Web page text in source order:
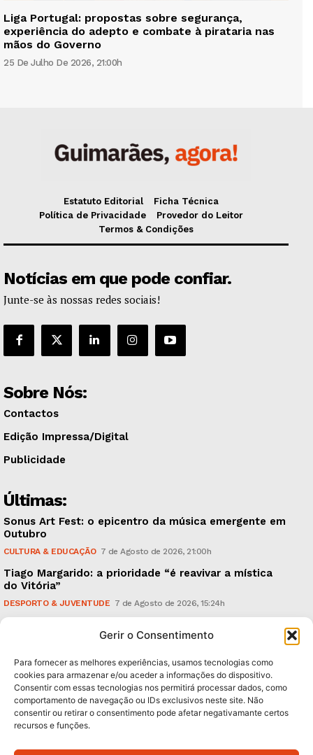
Gerir o Consentimento
Para fornecer as melhores experiências, usamos tecnologias como
cookies para armazenar e/ou aceder a informações do dispositivo.
Consentir com essas tecnologias nos permitirá processar dados, como
comportamento de navegação ou IDs exclusivos neste site. Não
consentir ou retirar o consentimento pode afetar negativamante certos
recursos e funções.
Liga Portugal: propostas sobre segurança,
experiência do adepto e combate à pirataria nas
mãos do Governo
25 De Julho De 2026, 21:00h
Estatuto Editorial
Ficha Técnica
Política de Privacidade
Provedor do Leitor
Termos & Condições
Notícias em que pode confiar.
Junte-se às nossas redes sociais!
Sobre Nós:
Contactos
Edição Impressa/Digital
Publicidade
Últimas:
Sonus Art Fest: o epicentro da música emergente em
Outubro
CULTURA & EDUCAÇÃO 7 de Agosto de 2026, 21:00h
Tiago Margarido: a prioridade “é reavivar a mística
do Vitória”
DESPORTO & JUVENTUDE 7 de Agosto de 2026, 15:24h
caudais e antecipa situações de risco
Subscreva Newsletter: